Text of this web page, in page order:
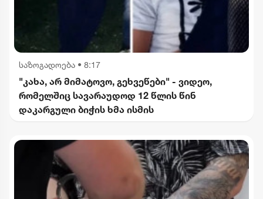
საზოგადოება • 8:17
"კახა, არ მიმატოვო, გეხვეწები" - ვიდეო,
რომელშიც სავარაუდოდ 12 წლის წინ
დაკარგული ბიჭის ხმა ისმის